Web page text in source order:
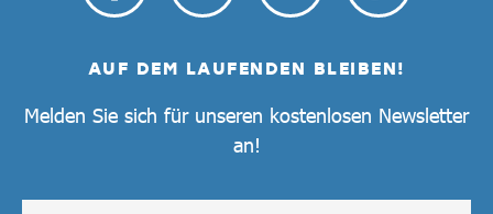
AUF DEM LAUFENDEN BLEIBEN!
Melden Sie sich für unseren kostenlosen Newsletter
an!